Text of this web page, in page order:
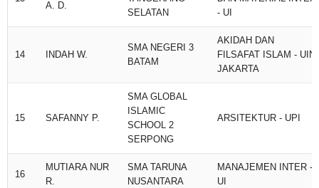
A. D.
SELATAN
- UI
14 INDAH W.
SMA NEGERI 3
BATAM
AKIDAH DAN
FILSAFAT ISLAM - UIN
JAKARTA
15 SAFANNY P.
SMA GLOBAL
ISLAMIC
SCHOOL 2
SERPONG
ARSITEKTUR - UPI
16
MUTIARA NUR
R.
SMA TARUNA
NUSANTARA
MANAJEMEN INTER -
UI